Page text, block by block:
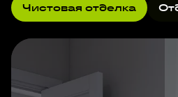
Чистовая отделка